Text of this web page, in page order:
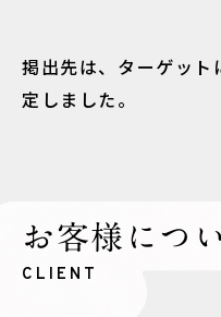
掲出先は、ターゲッ
定しました。
お客様につ
CLIENT